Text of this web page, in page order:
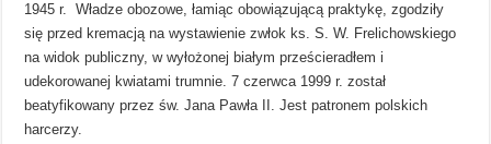
1945 r. Władze obozowe, łamiąc obowiązującą praktykę, zgodziły
się przed kremacją na wystawienie zwłok ks. S. W. Frelichowskiego
na widok publiczny, w wyłożonej białym prześcieradłem i
udekorowanej kwiatami trumnie. 7 czerwca 1999 r. został
beatyfikowany przez św. Jana Pawła II. Jest patronem polskich
harcerzy.